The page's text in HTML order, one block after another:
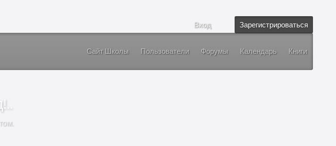
Вход Зарегистрироваться
Сайт Школы Пользователи Форумы Календарь Книги